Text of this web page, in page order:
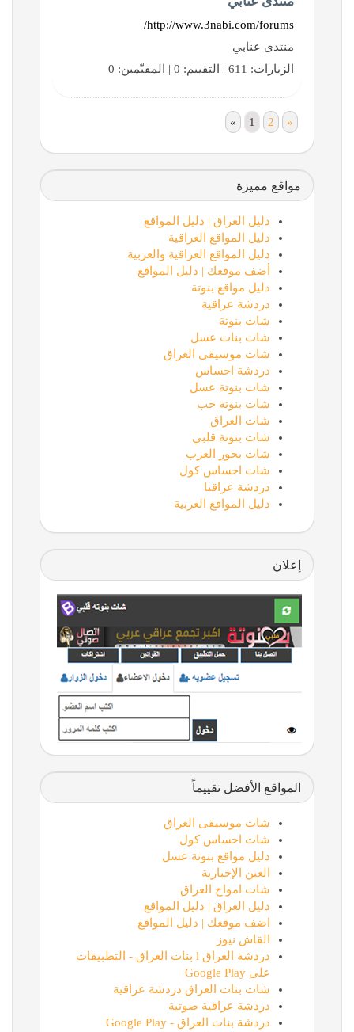
http://www.3nabi.com/forums/
منتدى عنابي
الزيارات: 611 | التقييم: 0 | المقيّمين: 0
« 1 2 »
مواقع مميزة
دليل العراق | دليل المواقع
دليل المواقع العراقية
دليل المواقع العراقية والعربية
أضف موقعك | دليل المواقع
دليل مواقع بنوتة
دردشة عراقية
شات بنوتة
شات بنات عسل
شات موسيقى العراق
دردشة احساس
شات بنوتة عسل
شات بنوتة حب
شات العراق
شات بنوتة قلبي
شات بحور العرب
شات احساس كول
دردشة عراقنا
دليل المواقع العربية
إعلان
المواقع الأفضل تقييماً
شات موسيقى العراق
شات احساس كول
دليل مواقع بنوتة عسل
العين الإخبارية
شات امواج العراق
دليل العراق | دليل المواقع
اضف موقعك | دليل المواقع
القاش نيوز
دردشة العراق l بنات العراق - التطبيقات
على Google Play
شات بنات العراق دردشة عراقية
دردشة عراقية صوتية
دردشة بنات العراق - Google Play